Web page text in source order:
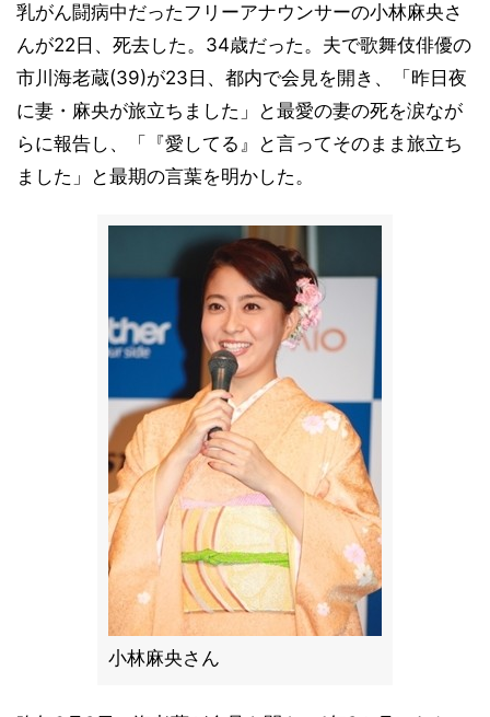
乳がん闘病中だったフリーアナウンサーの小林麻央さ
んが22日、死去した。34歳だった。夫で歌舞伎俳優の
市川海老蔵(39)が23日、都内で会見を開き、「昨日夜
に妻・麻央が旅立ちました」と最愛の妻の死を涙なが
らに報告し、「『愛してる』と言ってそのまま旅立ち
ました」と最期の言葉を明かした。
小林麻央さん